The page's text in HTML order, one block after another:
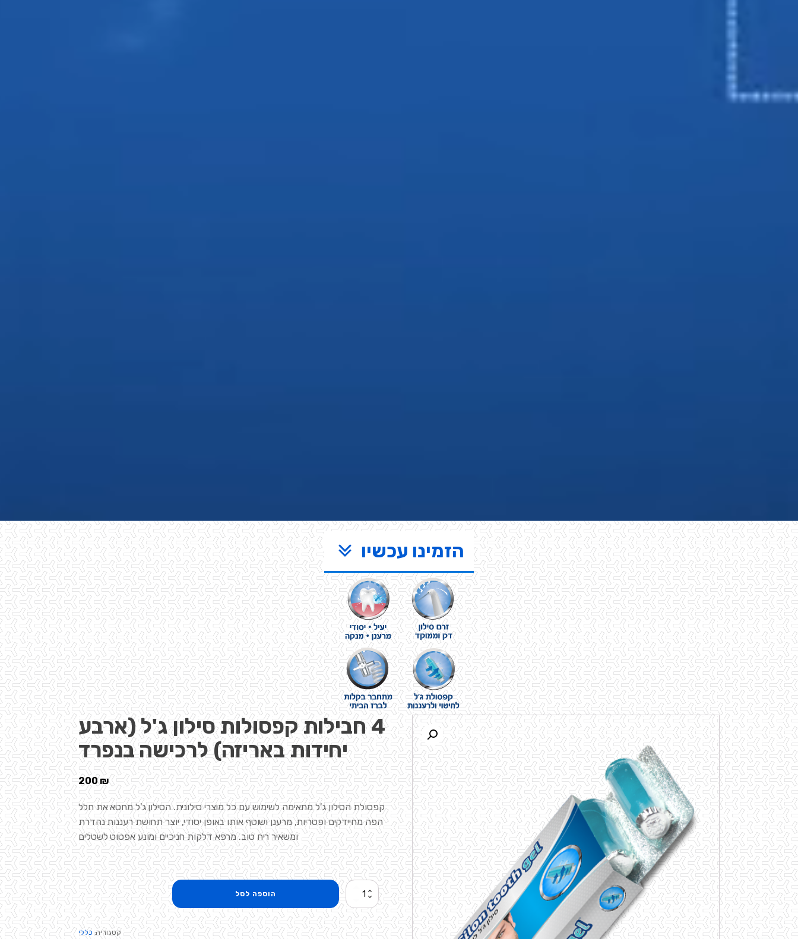
הזמינו עכשיו
🔍
4 חבילות קפסולות סילון ג'ל (ארבע
יחידות באריזה) לרכישה בנפרד
200₪
קפסולת הסילון ג'ל מתאימה לשימוש עם כל מוצרי סילונית. הסילון ג'ל מחטא את חלל
הפה מחיידקים ופטריות, מרענן ושוטף אותו באופן יסודי, יוצר תחושת רעננות נהדרת
ומשאיר ריח טוב. מרפא דלקות חניכיים ומונע אפטוט לשטלים
כמות
של
4
חבילות
קפסולות
הוספה לסל
קטגוריה: כללי